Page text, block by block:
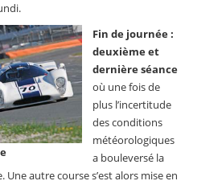
Fin de journée :
deuxième et
dernière séance
où une fois de
plus l’incertitude
des conditions
météorologiques
a bouleversé la
Une autre course s’est alors mise en